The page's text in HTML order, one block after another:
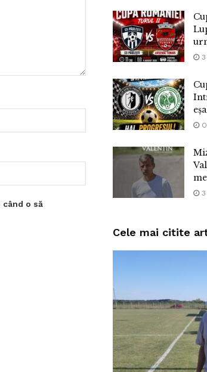
o să
3
O
3
Cele mai citite